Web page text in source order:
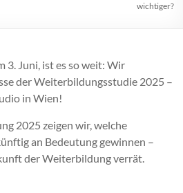
wichtiger?
3. Juni, ist es so weit: Wir
der Weiterbildungsstudie 2025 –
in Wien!
2025 zeigen wir, welche
an Bedeutung gewinnen –
der Weiterbildung verrät.